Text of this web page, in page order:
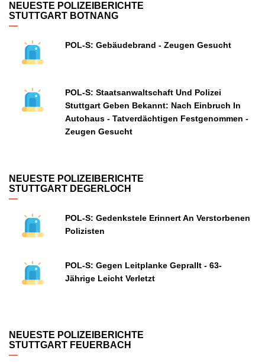
NEUESTE POLIZEIBERICHTE
STUTTGART BOTNANG
POL-S: Gebäudebrand - Zeugen Gesucht
POL-S: Staatsanwaltschaft Und Polizei
Stuttgart Geben Bekannt: Nach Einbruch In
Autohaus - Tatverdächtigen Festgenommen -
Zeugen Gesucht
NEUESTE POLIZEIBERICHTE
STUTTGART DEGERLOCH
POL-S: Gedenkstele Erinnert An Verstorbenen
Polizisten
POL-S: Gegen Leitplanke Geprallt - 63-
Jährige Leicht Verletzt
NEUESTE POLIZEIBERICHTE
STUTTGART FEUERBACH